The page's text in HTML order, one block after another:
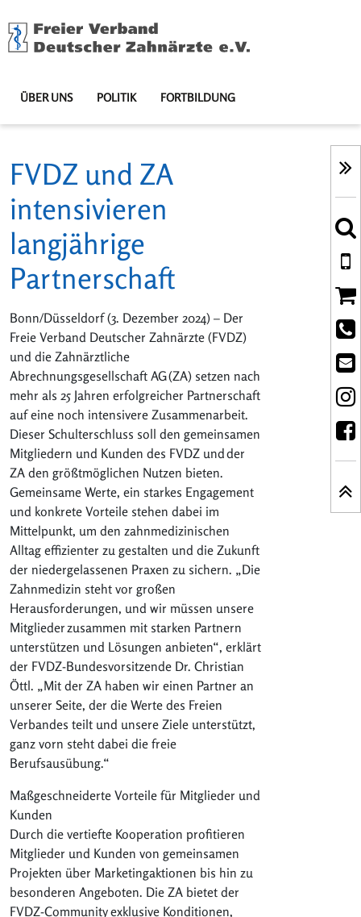
ÜBER UNS POLITIK FORTBILDUNG
FVDZ und ZA
intensivieren
langjährige
Partnerschaft
Bonn/Düsseldorf (3. Dezember 2024) – Der
Freie Verband Deutscher Zahnärzte (FVDZ)
und die Zahnärztliche
Abrechnungsgesellschaft AG(ZA) setzen nach
mehr als 25 Jahren erfolgreicher Partnerschaft
auf eine noch intensivere Zusammenarbeit.
Dieser Schulterschluss soll den gemeinsamen
Mitgliedern und Kunden des FVDZ undder
ZA den größtmöglichen Nutzen bieten.
Gemeinsame Werte, ein starkes Engagement
und konkrete Vorteile stehen dabei im
Mittelpunkt, um den zahnmedizinischen
Alltag effizienter zu gestalten und die Zukunft
der niedergelassenen Praxen zu sichern. „Die
Zahnmedizin steht vor großen
Herausforderungen, und wir müssen unsere
Mitgliederzusammen mit starken Partnern
unterstützen und Lösungen anbieten“, erklärt
der FVDZ-Bundesvorsitzende Dr. Christian
Öttl. „Mit der ZA haben wir einen Partner an
unserer Seite, der die Werte des Freien
Verbandes teilt und unsere Ziele unterstützt,
ganz vorn steht dabei die freie
Berufsausübung.“
Maßgeschneiderte Vorteile für Mitglieder und
Kunden
Durch die vertiefte Kooperation profitieren
Mitglieder und Kunden von gemeinsamen
Projekten über Marketingaktionen bis hin zu
besonderen Angeboten. Die ZA bietet der
FVDZ-Community exklusive Konditionen,